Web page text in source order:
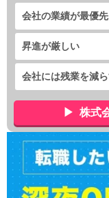
会社の業績が最優先
昇進が厳しい
会社には残業を減
株式